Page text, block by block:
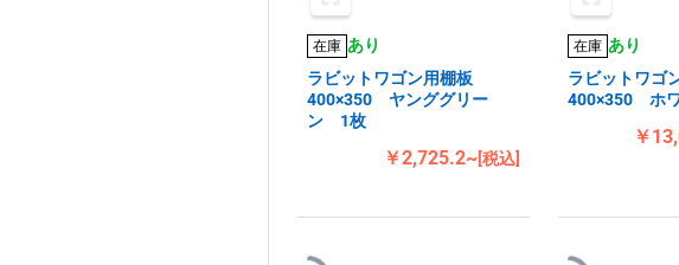
在庫 あり
ラビットワゴン用棚板
400×350 ヤンググリー
ン 1枚
￥2,725.2~[税込]
在庫 あり
ラビットワゴ
400×350 ホ
￥